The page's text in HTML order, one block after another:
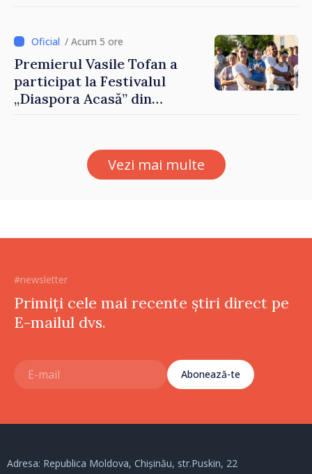
există inițiativă, muncă și
spirit antreprenorial”
/ Acum 5 ore
Premierul Vasile Tofan a
participat la Festivalul
„Diaspora Acasă” din
Vezi mai multe
#newsletter
Primiți cele mai recente știri direct pe
E-mailul dvs.
Abonează-te
Adresa: Republica Moldova, Chișinău, str.Puskin, 22